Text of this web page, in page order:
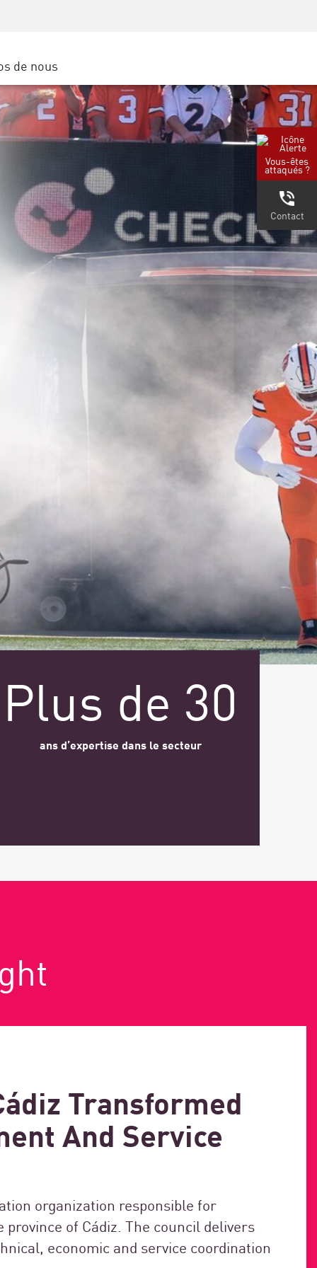
de service
de nous
Plus de 30
ans d’expertise dans le secteur
Transformed
And Service
organization responsible for
of Cádiz. The council delivers
economic and service coordination
Vous-êtes
attaqués ?
Contact